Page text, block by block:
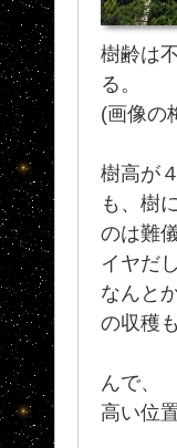
樹齢は
る。
(画像の
樹高が
も、樹
のは難
イヤだ
なんと
の収穫
んで、
高い位